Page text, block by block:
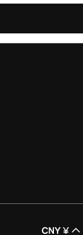
CNY ¥